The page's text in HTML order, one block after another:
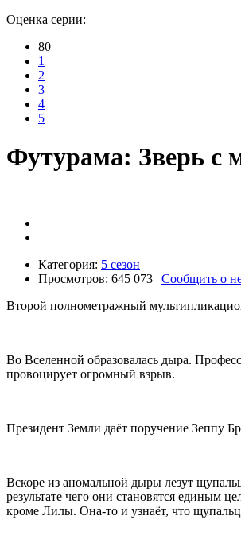
Оценка серии:
80
1
2
3
4
5
Футурама: Зверь с
Категория: 5 сезон
Просмотров: 645 073 | Сообщить о
Второй полнометражный
Во Вселенной образовалась дыра.
провоцирует огромный взрыв.
Президент Земли даёт поручение Зеппу
Вскоре из аномальной дыры лезут
результате чего они становятся единым
кроме Лилы. Она-то и узнаёт, что